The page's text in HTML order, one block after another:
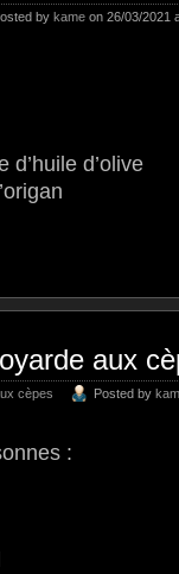
by kame on 26/03/2021
d’huile d’olive
aux
cèpes Posted by
: